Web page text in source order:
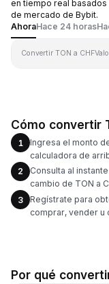
en tiempo real
de mercado de Bybit.
AhoraHace 24 horas
Convertir TON a CHF
Cómo convertir
1
Ingresa el monto
calculadora de
2
Consulta al
cambio de TON a
3
Regístrate para
comprar, vender u
Por qué